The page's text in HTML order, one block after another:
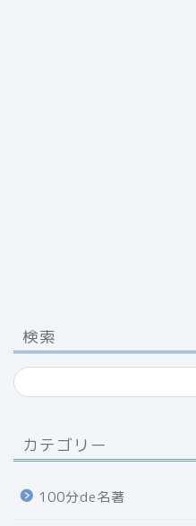
検索
カテゴリー
100分de名著